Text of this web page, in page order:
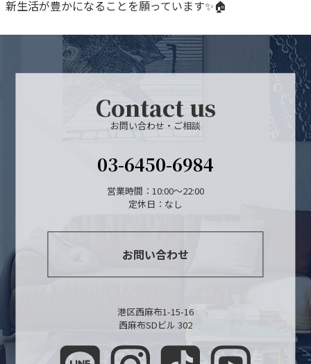
賃貸物件一覧
新生活が豊かになることを願っています✨🏠
Contact us
お問い合わせ・ご相談
03-6450-6984
営業時間：10:00～22:00
定休日：なし
お問い合わせ
港区西麻布1-15-16
西麻布SDビル 302